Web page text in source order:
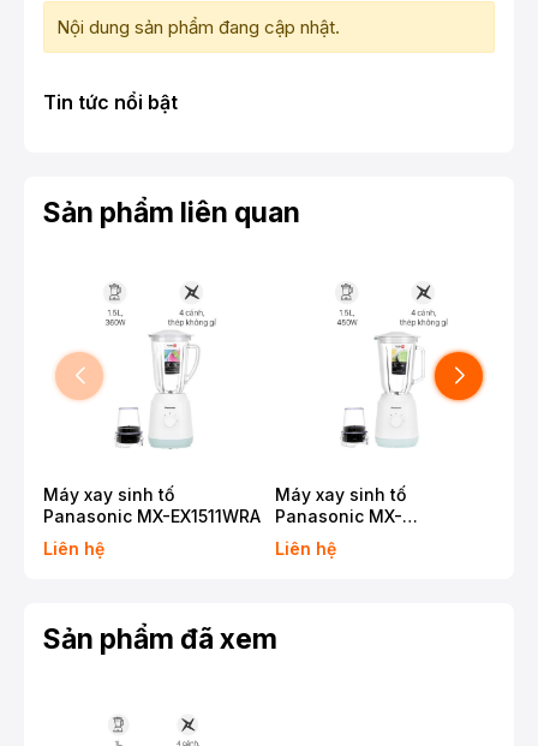
Nội dung sản phẩm đang cập nhật.
Tin tức nổi bật
Sản phẩm liên quan
Máy xay sinh tố
Panasonic MX-EX1511WRA
Liên hệ
Máy xay sinh tố
Panasonic MX-
EX1561WRA
Liên hệ
Sản phẩm đã xem